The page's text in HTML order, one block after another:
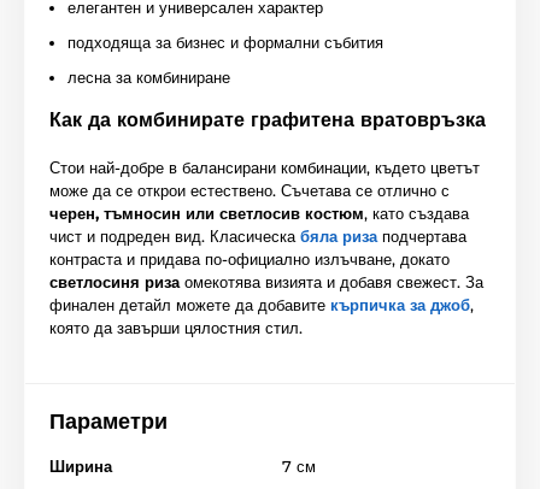
елегантен и универсален характер
подходяща за бизнес и формални събития
лесна за комбиниране
Как да комбинирате графитена вратовръзка
Стои най-добре в балансирани комбинации, където цветът
може да се открои естествено. Съчетава се отлично с
черен, тъмносин или светлосив костюм, като създава
чист и подреден вид. Класическа бяла риза подчертава
контраста и придава по-официално излъчване, докато
светлосиня риза омекотява визията и добавя свежест. За
финален детайл можете да добавите кърпичка за джоб,
която да завърши цялостния стил.
Параметри
Ширина 7 см